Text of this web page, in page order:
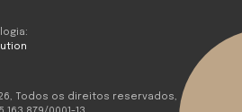
Todos os direitos reservados,